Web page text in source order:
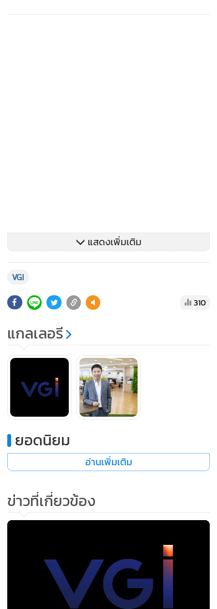
นายเนลสัน เหลียง กรรมการผู้อำนวยการใหญ่ บริษัท วีจีไอ
จากสถานการณ์แพร่ระบาดของโรค COVID-19 ในปีที่ผ่านมา
บริษัทฯ ประสบความสำเร็จอย่างสูงในการขยายธุรกิจไปสู่ธุรกิจ
การจัดจำหน่ายผ่านการลงทุนเชิงกลยุทธ์ ซึ่งช่วยให้ VGI สามารถ
โดยพัฒนาการสำคัญของธุรกิจในปีที่ผ่านมาธุรกิจสื่อโฆษณา ได้
รับความนิยมมากขึ้นในหมู่แบรนด์ระดับประเทศและระดับโลก
โดยเฉพาะสื่อ BTS Train Body
ส่วนธุรกิจบริการชำระเงิน เดินหน้าขยายการให้บริการด้านดิจิทัล
และออนไลน์อย่างต่อเนื่อง โดยบริษัท แรบบิท แคช จำกัด หรือ
RCash ได้เปิดตัวทดลองแพลตฟอร์มบริการสินเชื่อดิจิทัล เพื่อนำ
เสนอบริการสินเชื่อแบบไร้รอยต่อ ในส่วนของบริษัท แรบบิท
แคร์ จำกัด หรือ RCare ได้เพิ่มผลิตภัณฑ์ประกันภัยและ
ผลิตภัณฑ์ทางการเงินผ่านการร่วมมือกับพันธมิตรชั้นนำกว่า 70
อันดับหนึ่งของประเทศไทย ด้านบัตรแรบบิท ปัจจุบันมีจำนวน
ทั้งสิ้น 15 ล้านใบ ส่วนผู้ใช้ Rabbit LINE Pay มีจำนวนทั้งสิ้น 9.5
ล้านคน ด้านธุรกิจการจัดจำหน่าย มีความก้าวหน้าอย่างมาก จาก
แสดงเพิ่มเติม
VGI
310
แกลเลอรี
ยอดนิยม
อ่านเพิ่มเติม
ข่าวที่เกี่ยวข้อง